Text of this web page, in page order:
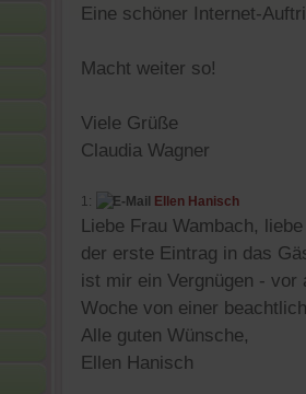
Eine schöner Internet-
Macht weiter so!
Viele Grüße
Claudia Wagner
1: Ellen Hanisch
Liebe Frau Wambach,
der erste Eintrag in das
ist mir ein Vergnügen -
Woche von einer
Alle guten Wünsche,
Ellen Hanisch